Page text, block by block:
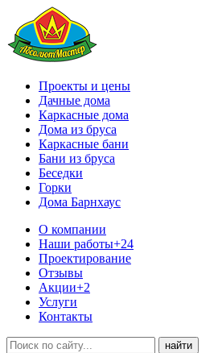
Проекты и цены
Дачные дома
Каркасные дома
Дома из бруса
Каркасные бани
Бани из бруса
Беседки
Горки
Дома Барнхаус
О компании
Наши работы+24
Проектирование
Отзывы
Акции+2
Услуги
Контакты